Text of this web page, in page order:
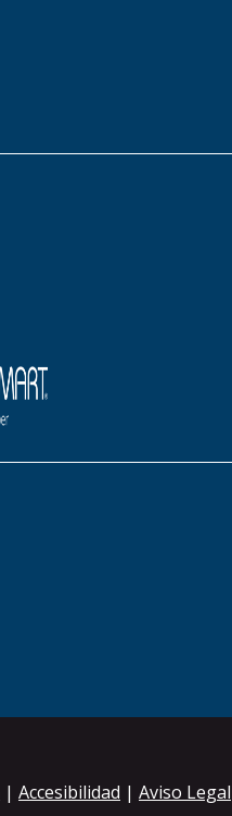
| Accesibilidad | Aviso Legal